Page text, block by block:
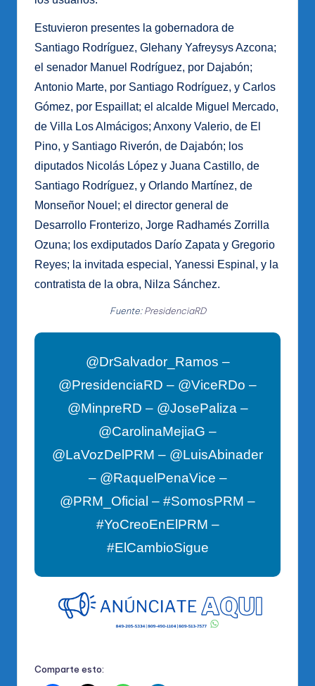
Estuvieron presentes la gobernadora de
Santiago Rodríguez, Glehany Yafreysys Azcona;
el senador Manuel Rodríguez, por Dajabón;
Antonio Marte, por Santiago Rodríguez, y Carlos
Gómez, por Espaillat; el alcalde Miguel Mercado,
de Villa Los Almácigos; Anxony Valerio, de El
Pino, y Santiago Riverón, de Dajabón; los
diputados Nicolás López y Juana Castillo, de
Santiago Rodríguez, y Orlando Martínez, de
Monseñor Nouel; el director general de
Desarrollo Fronterizo, Jorge Radhamés Zorrilla
Ozuna; los exdiputados Darío Zapata y Gregorio
Reyes; la invitada especial, Yanessi Espinal, y la
contratista de la obra, Nilza Sánchez.
Fuente:PresidenciaRD
@DrSalvador_Ramos –
@PresidenciaRD – @ViceRDo –
@MinpreRD – @JosePaliza –
@CarolinaMejiaG –
@LaVozDelPRM – @LuisAbinader
– @RaquelPenaVice –
@PRM_Oficial – #SomosPRM –
#YoCreoEnElPRM –
#ElCambioSigue
Comparte esto: